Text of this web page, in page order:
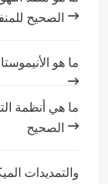
الصحيح
ما هو
ما هي أنظمة
الصحيح